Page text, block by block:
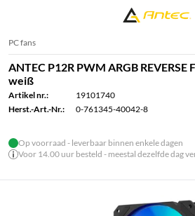
PC fans
ANTEC P12R PWM ARGB REVERSE
weiß
Artikel nr.:
19101740
Herst.-Art.-Nr.:
0-761345-40042-8
Op voorraad - leverbaar binnen enkele dagen
Voor 14.00 uur besteld - meestal dezelfde dag